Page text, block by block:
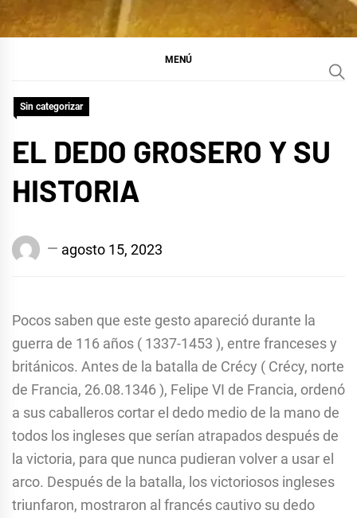
MENÚ
Sin categorizar
EL DEDO GROSERO Y SU
HISTORIA
Edison
Baráibar
agosto 15, 2023
Pocos saben que este gesto apareció durante la
guerra de 116 años ( 1337-1453 ), entre franceses y
británicos. Antes de la batalla de Crécy ( Crécy, norte
de Francia, 26.08.1346 ), Felipe VI de Francia, ordenó
a sus caballeros cortar el dedo medio de la mano de
todos los ingleses que serían atrapados después de
la victoria, para que nunca pudieran volver a usar el
arco. Después de la batalla, los victoriosos ingleses
triunfaron, mostraron al francés cautivo su dedo